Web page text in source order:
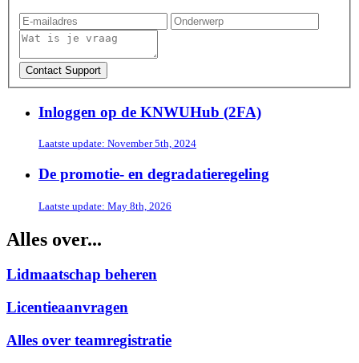
Inloggen op de KNWUHub (2FA)
Laatste update: November 5th, 2024
De promotie- en degradatieregeling
Laatste update: May 8th, 2026
Alles over...
Lidmaatschap beheren
Licentieaanvragen
Alles over teamregistratie